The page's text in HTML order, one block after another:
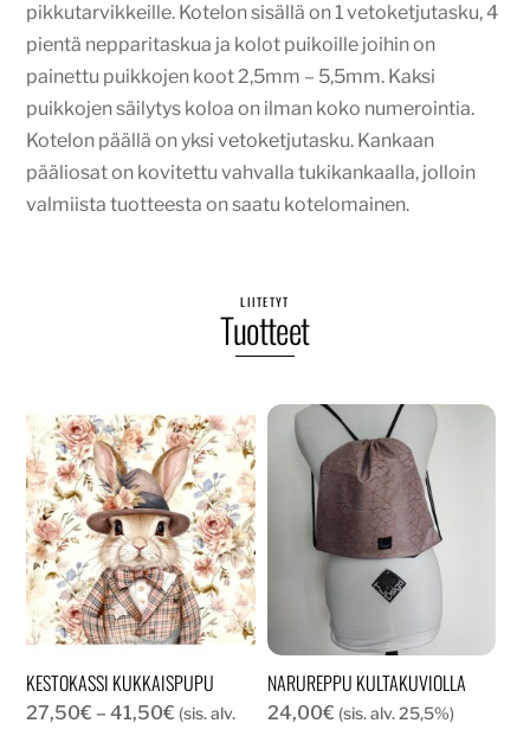
pikkutarvikkeille. Kotelon sisällä on 1 vetoketjutasku, 4
pientä nepparitaskua ja kolot puikoille joihin on
painettu puikkojen koot 2,5mm – 5,5mm. Kaksi
puikkojen säilytys koloa on ilman koko numerointia.
Kotelon päällä on yksi vetoketjutasku. Kankaan
pääliosat on kovitettu vahvalla tukikankaalla, jolloin
valmiista tuotteesta on saatu kotelomainen.
LIITETYT
Tuotteet
KESTOKASSI KUKKAISPUPU
27,50€ – 41,50€ Hintaluokka:
(sis. alv.
NARUREPPU KULTAKUVIOLLA
24,00€ (sis. alv. 25,5%)